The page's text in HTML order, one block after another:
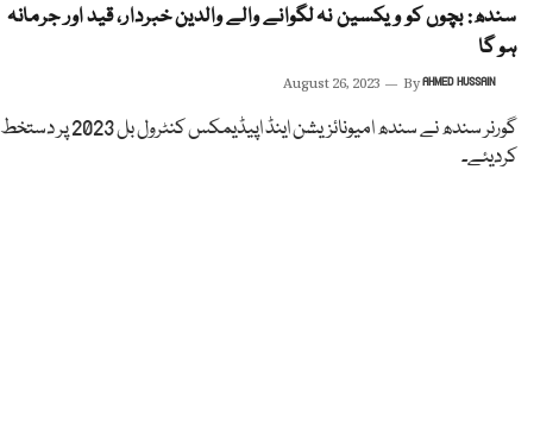
سندھ: بچوں کو ویکسین نہ لگوانے والے والدین خبردار، قید اور جرمانہ
ہو گا
August 26, 2023 ByAHMED HUSSAIN
گورنر سندھ نے سندھ امیونائزیشن اینڈ اپیڈیمکس کنٹرول بل 2023 پر دستخط
کردیئے۔